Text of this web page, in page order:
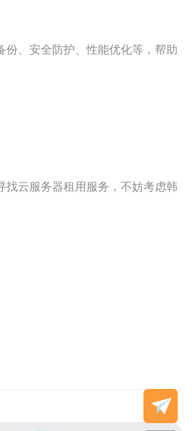
、安全防护、性能优化等，帮助
云服务器租用服务，不妨考虑韩